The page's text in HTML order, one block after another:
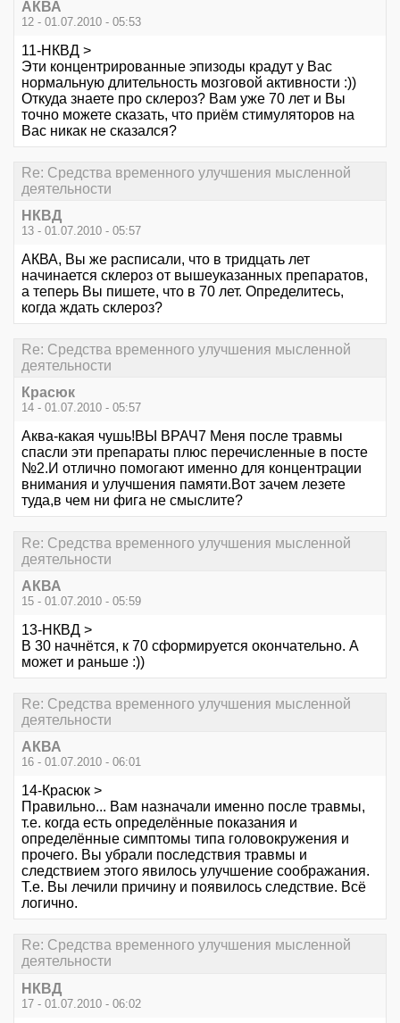
АКВА
12 - 01.07.2010 - 05:53
11-НКВД >
Эти концентрированные эпизоды крадут у Вас
нормальную длительность мозговой активности :))
Откуда знаете про склероз? Вам уже 70 лет и Вы
точно можете сказать, что приём стимуляторов на
Вас никак не сказался?
Re: Средства временного улучшения мысленной
деятельности
НКВД
13 - 01.07.2010 - 05:57
АКВА, Вы же расписали, что в тридцать лет
начинается склероз от вышеуказанных препаратов,
а теперь Вы пишете, что в 70 лет. Определитесь,
когда ждать склероз?
Re: Средства временного улучшения мысленной
деятельности
Красюк
14 - 01.07.2010 - 05:57
Аква-какая чушь!ВЫ ВРАЧ7 Меня после травмы
спасли эти препараты плюс перечисленные в посте
№2.И отлично помогают именно для концентрации
внимания и улучшения памяти.Вот зачем лезете
туда,в чем ни фига не смыслите?
Re: Средства временного улучшения мысленной
деятельности
АКВА
15 - 01.07.2010 - 05:59
13-НКВД >
В 30 начнётся, к 70 сформируется окончательно. А
может и раньше :))
Re: Средства временного улучшения мысленной
деятельности
АКВА
16 - 01.07.2010 - 06:01
14-Красюк >
Правильно... Вам назначали именно после травмы,
т.е. когда есть определённые показания и
определённые симптомы типа головокружения и
прочего. Вы убрали последствия травмы и
следствием этого явилось улучшение соображания.
Т.е. Вы лечили причину и появилось следствие. Всё
логично.
Re: Средства временного улучшения мысленной
деятельности
НКВД
17 - 01.07.2010 - 06:02